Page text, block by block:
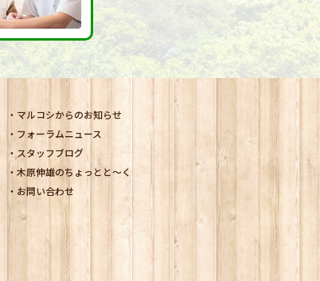
マルコシからのお知らせ
フォーラムニュース
スタッフブログ
木原伸雄のちょっとと～く
お問い合わせ